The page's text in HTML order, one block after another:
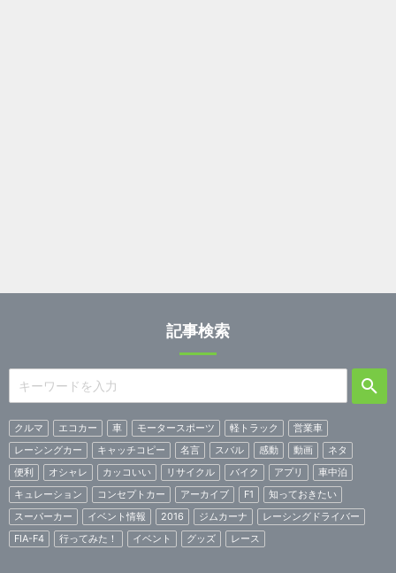
記事検索
クルマ エコカー 車 モータースポーツ 軽トラック
営業車
レーシングカー
キャッチコピー 名言 スバル 感動 動画
ネタ
便利
オシャレ カッコいい リサイクル バイク アプリ
車中泊
キュレーション
コンセプトカー アーカイブ F1
知っておきたい
スーパーカー
イベント情報 2016 ジムカーナ
レーシングドライバー
FIA-F4
行ってみた！ イベント グッズ レース